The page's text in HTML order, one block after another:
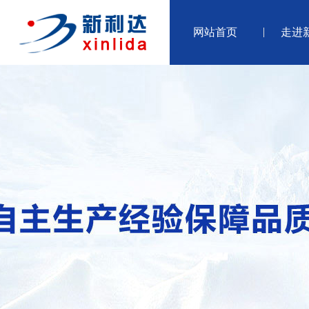
网站首页 走进